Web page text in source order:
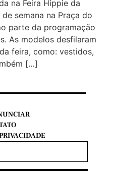
na Feira Hippie da
semana na Praça do
parte da programação
As modelos desfilaram
feira, como: vestidos,
[…]